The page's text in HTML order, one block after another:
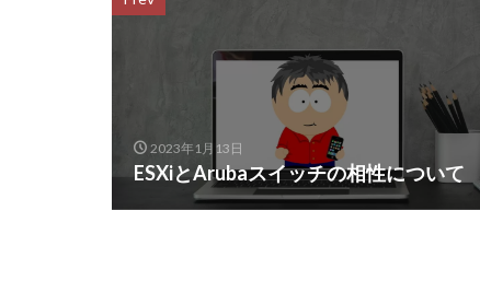
2023年1月13日
ESXiとArubaスイッチの相性について